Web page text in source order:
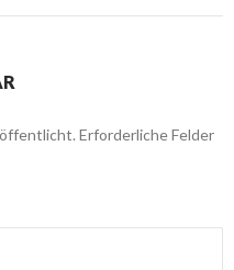
Erforderliche Felder